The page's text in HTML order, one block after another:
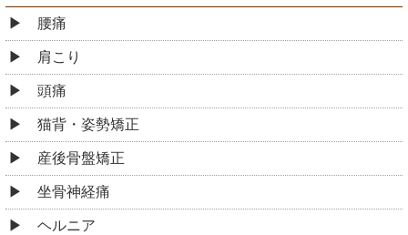
腰痛
肩こり
頭痛
猫背・姿勢矯正
産後骨盤矯正
坐骨神経痛
ヘルニア